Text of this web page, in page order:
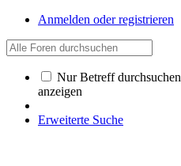
Anmelden oder registrieren
Nur Betreff durchsuchen
anzeigen
Erweiterte Suche